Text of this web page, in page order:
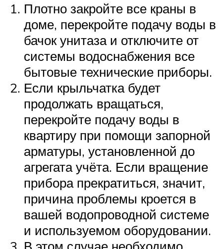
Плотно закройте все краны в
доме, перекройте подачу воды в
бачок унитаза и отключите от
системы водоснабжения все
бытовые технические приборы.
Если крыльчатка будет
продолжать вращаться,
перекройте подачу воды в
квартиру при помощи запорной
арматуры, установленной до
агрегата учёта. Если вращение
прибора прекратиться, значит,
причина проблемы кроется в
вашей водопроводной системе
и используемом оборудовании.